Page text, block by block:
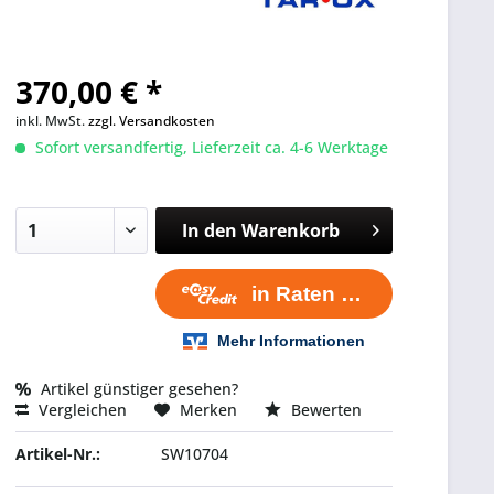
370,00 € *
inkl. MwSt.zzgl. Versandkosten
Sofort versandfertig, Lieferzeit ca. 4-6 Werktage
In den Warenkorb
Artikel günstiger gesehen?
Vergleichen
Merken Bewerten
Artikel-Nr.: SW10704